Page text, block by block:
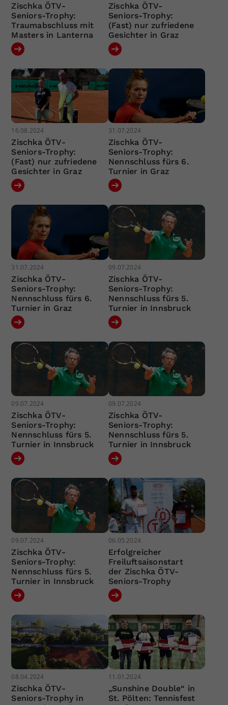
Zischka ÖTV-
Seniors-Trophy:
Traumabschluss mit
Masters in Lanterna
Zischka ÖTV-
Seniors-Trophy:
(Fast) nur zufriedene
Gesichter in Graz
16.08.2024
Zischka ÖTV-
Seniors-Trophy:
(Fast) nur zufriedene
Gesichter in Graz
31.07.2024
Zischka ÖTV-
Seniors-Trophy:
Nennschluss fürs 6.
Turnier in Graz
31.07.2024
Zischka ÖTV-
Seniors-Trophy:
Nennschluss fürs 6.
Turnier in Graz
09.07.2024
Zischka ÖTV-
Seniors-Trophy:
Nennschluss fürs 5.
Turnier in Innsbruck
09.07.2024
Zischka ÖTV-
Seniors-Trophy:
Nennschluss fürs 5.
Turnier in Innsbruck
09.07.2024
Zischka ÖTV-
Seniors-Trophy:
Nennschluss fürs 5.
Turnier in Innsbruck
09.07.2024
Zischka ÖTV-
Seniors-Trophy:
Nennschluss fürs 5.
Turnier in Innsbruck
06.05.2024
Erfolgreicher
Freiluftsaisonstart
der Zischka ÖTV-
Seniors-Trophy
08.04.2024
Zischka ÖTV-
Seniors-Trophy in
11.01.2024
„Sunshine Double“ in
St. Pölten: Tennisfest